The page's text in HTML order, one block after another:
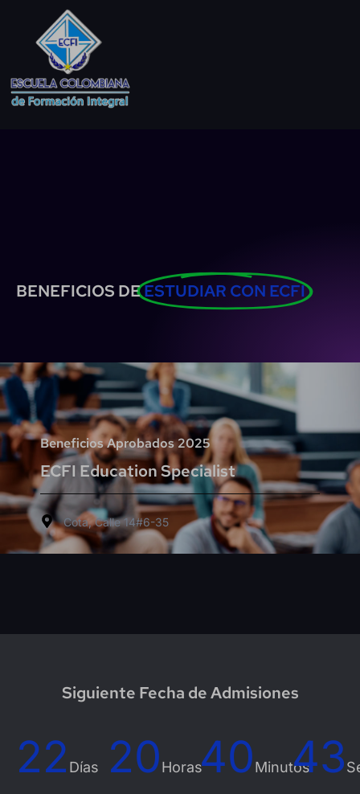
BENEFICIOS DEESTUDIAR CON ECFI
Beneficios Aprobados 2025
ECFI Education Specialist
Cota, Calle 14#6-35
Siguiente Fecha de Admisiones
22 Días 20Horas40Minutos41